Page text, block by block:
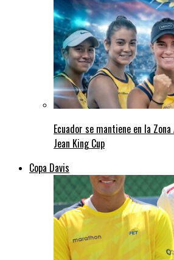
Ecuador se mantiene en la
Jean King Cup
Copa Davis